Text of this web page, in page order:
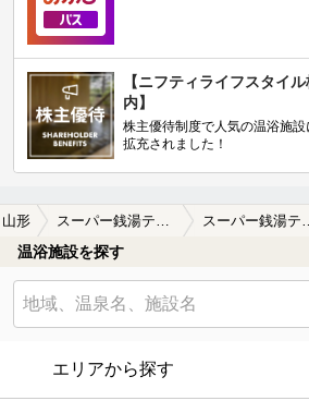
【ニフティライフスタイ
内】
株主優待制度で人気の温浴施
拡充されました！
山形
温浴施設を探す
エリアから探す